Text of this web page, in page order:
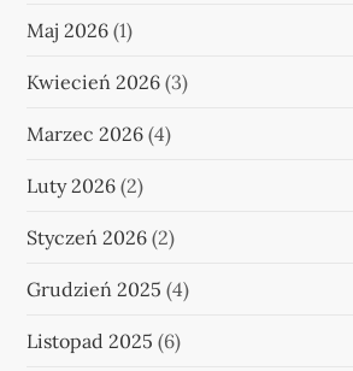
Maj 2026 (1)
Kwiecień 2026 (3)
Marzec 2026 (4)
Luty 2026 (2)
Styczeń 2026 (2)
Grudzień 2025 (4)
Listopad 2025 (6)